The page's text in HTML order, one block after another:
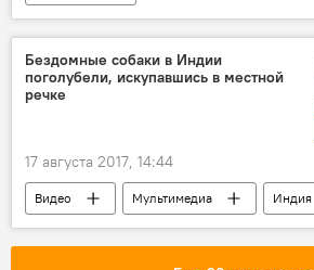
Бездомные собаки в Индии
поголубели, искупавшись в местной
речке
17 августа 2017, 14:44
Видео Мультимедиа Индия